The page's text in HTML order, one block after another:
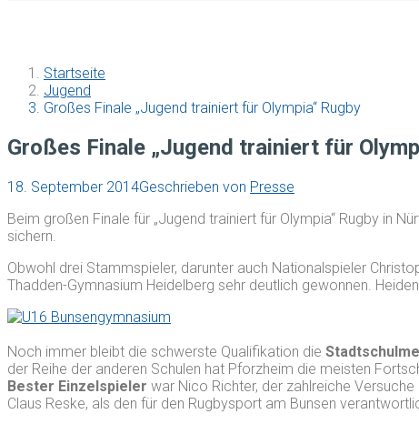
Startseite
Jugend
Großes Finale „Jugend trainiert für Olympia“ Rugby
Großes Finale „Jugend trainiert für
18. September 2014Geschrieben von Presse
Beim großen Finale für „Jugend trainiert für Olympia“ Rugby in
sichern.
Obwohl drei Stammspieler, darunter auch Nationalspieler
Thadden-Gymnasium Heidelberg sehr deutlich gewonnen.
Noch immer bleibt die schwerste Qualifikation die
der Reihe der anderen Schulen hat Pforzheim die meisten
Bester Einzelspieler war Nico Richter, der zahlreiche
Claus Reske, als den für den Rugbysport am Bunsen